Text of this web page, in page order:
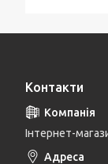
Контакти
Інтернет-